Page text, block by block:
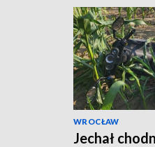
WROCŁAW
Jechał